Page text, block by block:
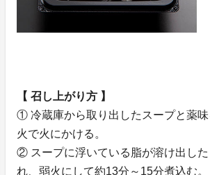
【 召し上がり方 】
① 冷蔵庫から取り出したスープと薬味
火で火にかける。
② スープに浮いている脂が溶け出した
れ、弱火にして約13分～15分煮込む。